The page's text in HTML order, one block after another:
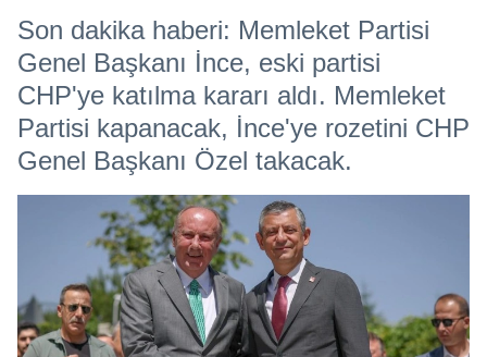
Son dakika haberi: Memleket Partisi
Genel Başkanı İnce, eski partisi
CHP'ye katılma kararı aldı. Memleket
Partisi kapanacak, İnce'ye rozetini CHP
Genel Başkanı Özel takacak.